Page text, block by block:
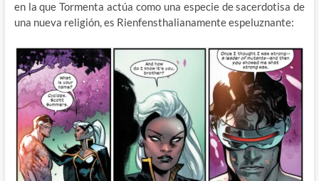
en la que Tormenta actúa como una especie de sacerdotisa de
una nueva religión, es Rienfensthalianamente espeluznante: